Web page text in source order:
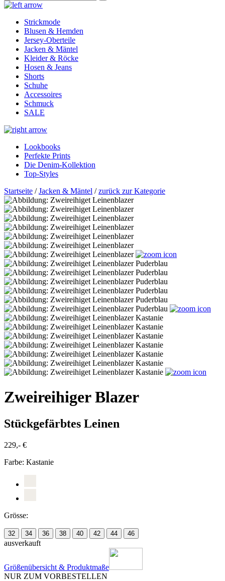
Strickmode
Blusen & Hemden
Jersey-Oberteile
Jacken & Mäntel
Kleider & Röcke
Hosen & Jeans
Shorts
Schuhe
Accessoires
Schmuck
SALE
Lookbooks
Perfekte Prints
Die Denim-Kollektion
Top-Styles
Startseite /Jacken & Mäntel /zurück zur Kategorie
Zweireihiger Blazer
Stückgefärbtes Leinen
229,- €
Farbe: Kastanie
Grösse:
32 34 36 38 40 42 44 46
ausverkauft
Größenübersicht & Produktmaße
NUR ZUM VORBESTELLEN